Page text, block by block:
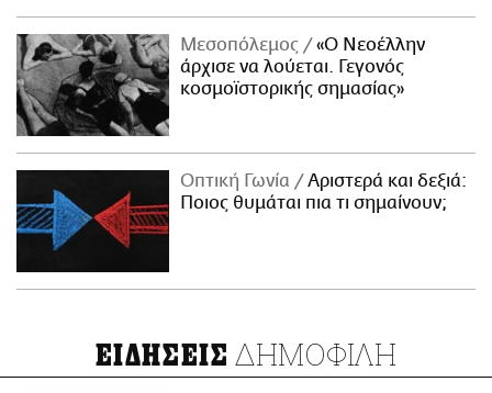
Μεσοπόλεμος
«Ο Νεοέλλην
άρχισε να λούεται. Γεγονός
κοσμοϊστορικής σημασίας»
Οπτική Γωνία
Αριστερά και δεξιά:
Ποιος θυμάται πια τι σημαίνουν;
ΕΙΔΗΣΕΙΣ ΔΗΜΟΦΙΛΗ